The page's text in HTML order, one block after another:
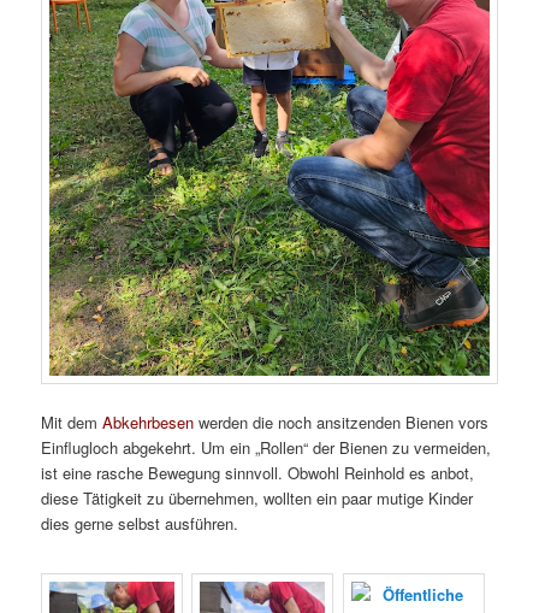
Mit demAbkehrbesen werden die noch ansitzenden Bienen vors
Einflugloch abgekehrt. Um ein „Rollen“ der Bienen zu vermeiden,
ist eine rasche Bewegung sinnvoll. Obwohl Reinhold es anbot,
diese Tätigkeit zu übernehmen, wollten ein paar mutige Kinder
dies gerne selbst ausführen.